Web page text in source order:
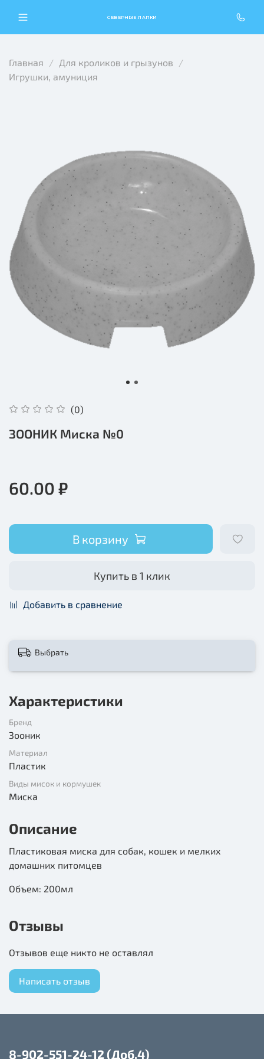
СЕВЕРНЫЕ ЛАПКИ
Главная
Для кроликов и грызунов
Игрушки, амуниция
(0)
ЗООНИК Миска №0
60.00 ₽
В корзину
Купить в 1 клик
Добавить в сравнение
Выбрать
Характеристики
Бренд
Зооник
Материал
Пластик
Виды мисок и кормушек
Миска
Описание
Пластиковая миска для собак, кошек и мелких
домашних питомцев
Объем: 200мл
Отзывы
Отзывов еще никто не оставлял
Написать отзыв
8-902-551-24-12 (Доб.4)